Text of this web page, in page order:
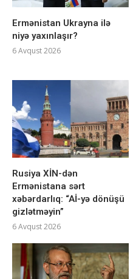
Ermənistan Ukrayna ilə
niyə yaxınlaşır?
6 Avqust 2026
Rusiya XİN-dən
Ermənistana sərt
xəbərdarlıq: “Aİ-yə dönüşü
gizlətməyin”
6 Avqust 2026